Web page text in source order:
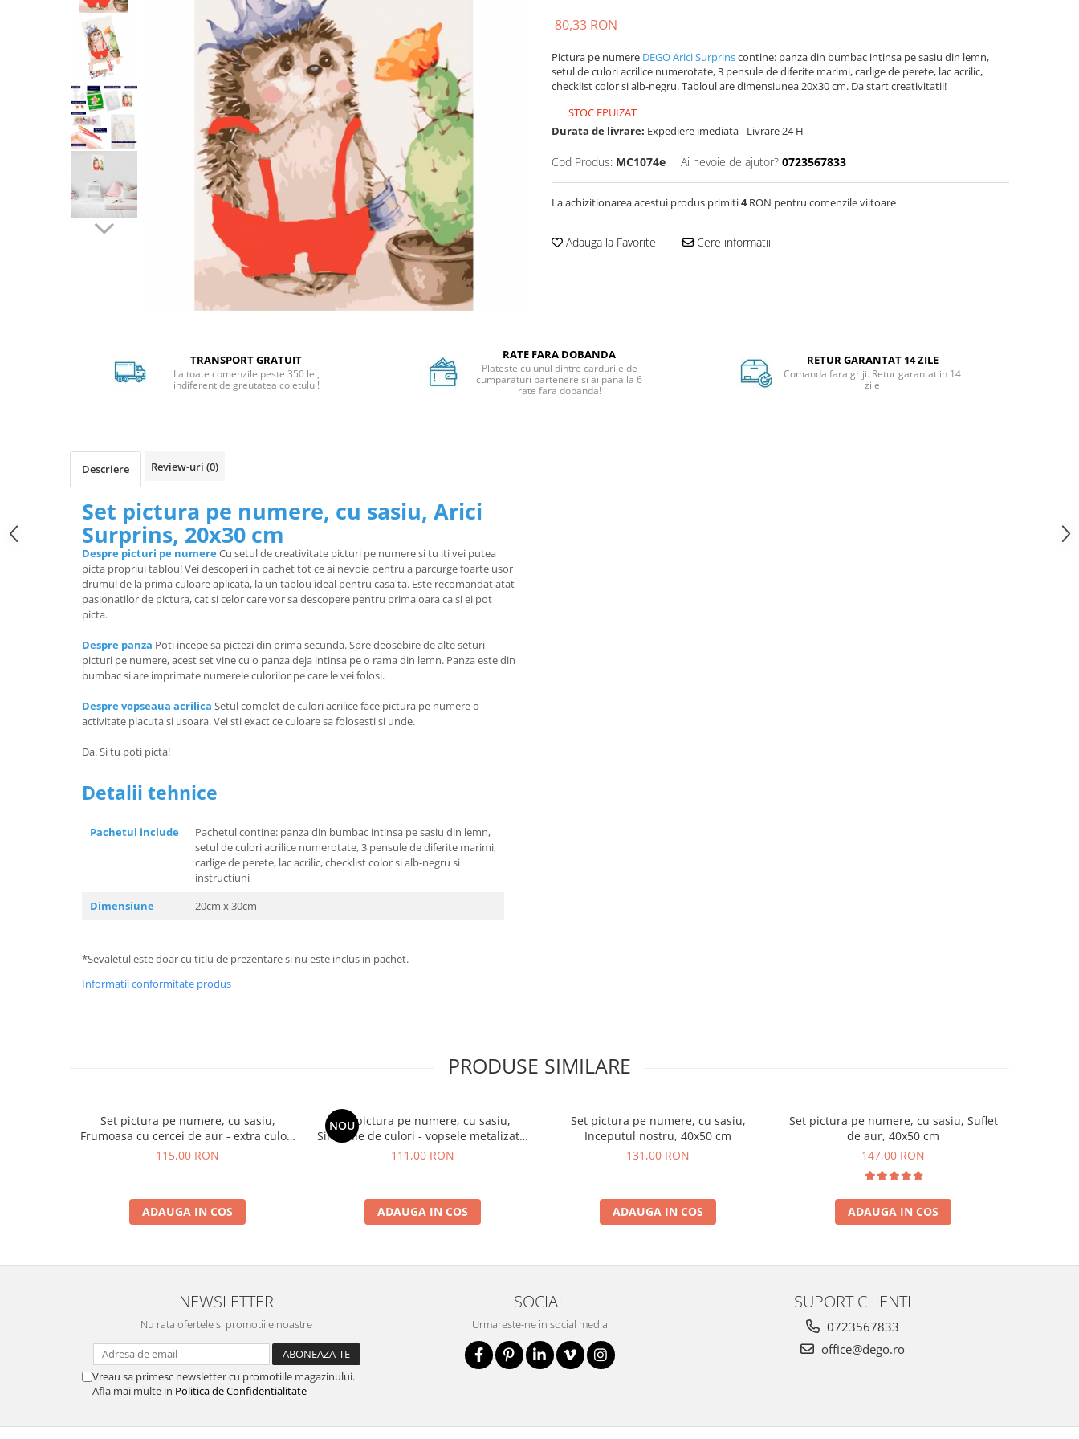
Facebook
80,33 RON
Pictura pe numere DEGO Arici Surprinscontine: panza din bumbac intinsa pe sasiu din lemn,
setul de culori acrilice numerotate, 3 pensule de diferite marimi, carlige de perete, lac acrilic,
checklist color si alb-negru. Tabloul are dimensiunea 20x30 cm. Da start creativitatii!
STOC EPUIZAT
Durata de livrare: Expediere imediata - Livrare 24 H
Cod Produs: MC1074e Ai nevoie de ajutor? 0723567833
La achizitionarea acestui produs primiti4RON pentru comenzile viitoare
Adauga la Favorite Cere informatii
TRANSPORT GRATUIT
La toate comenzile peste 350 lei,
indiferent de greutatea coletului!
RATE FARA DOBANDA
Plateste cu unul dintre cardurile de
cumparaturi partenere si ai pana la 6
rate fara dobanda!
RETUR GARANTAT 14 ZILE
Comanda fara griji. Retur garantat in 14
zile
Descriere Review-uri (0)
Set pictura pe numere, cu sasiu, Arici
Surprins, 20x30 cm
Despre picturi pe numereCu setul de creativitate picturi pe numere si tu iti vei putea
picta propriul tablou! Vei descoperi in pachet tot ce ai nevoie pentru a parcurge foarte usor
drumul de la prima culoare aplicata, la un tablou ideal pentru casa ta. Este recomandat atat
pasionatilor de pictura, cat si celor care vor sa descopere pentru prima oara ca si ei pot
picta.
Despre panza Poti incepe sa pictezi din prima secunda. Spre deosebire de alte seturi
picturi pe numere, acest set vine cu o panza deja intinsa pe o rama din lemn. Panza este din
bumbac si are imprimate numerele culorilor pe care le vei folosi.
Despre vopseaua acrilica Setul complet de culori acrilice face pictura pe numere o
activitate placuta si usoara. Vei sti exact ce culoare sa folosesti si unde.
Da. Si tu poti picta!
Detalii tehnice
Pachetul include
Pachetul contine: panza din bumbac intinsa pe sasiu din lemn,
setul de culori acrilice numerotate, 3 pensule de diferite marimi,
carlige de perete, lac acrilic, checklist color si alb-negru si
instructiuni
Dimensiune
20cm x 30cm
*Sevaletul este doar cu titlu de prezentare si nu este inclus in pachet.
Informatii conformitate produs
PRODUSE SIMILARE
Set pictura pe numere, cu sasiu,
Frumoasa cu cercei de aur - extra culori
metalizate, 40x50 cm
115,00 RON
ADAUGA IN COS
NOU
Set pictura pe numere, cu sasiu,
Simfonie de culori - vopsele metalizate,
40x50 cm
111,00 RON
ADAUGA IN COS
Set pictura pe numere, cu sasiu,
Inceputul nostru, 40x50 cm
131,00 RON
ADAUGA IN COS
Set pictura pe numere, cu sasiu, Suflet
de aur, 40x50 cm
147,00 RON
ADAUGA IN COS
NEWSLETTER
Nu rata ofertele si promotiile noastre
Vreau sa primesc newsletter cu promotiile magazinului.
Afla mai multe in Politica de Confidentialitate
SOCIAL
Urmareste-ne in social media
SUPORT CLIENTI
0723567833
office@dego.ro